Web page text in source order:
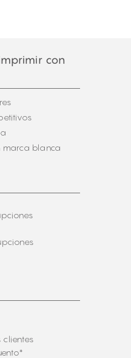
con
marca blanca
clientes